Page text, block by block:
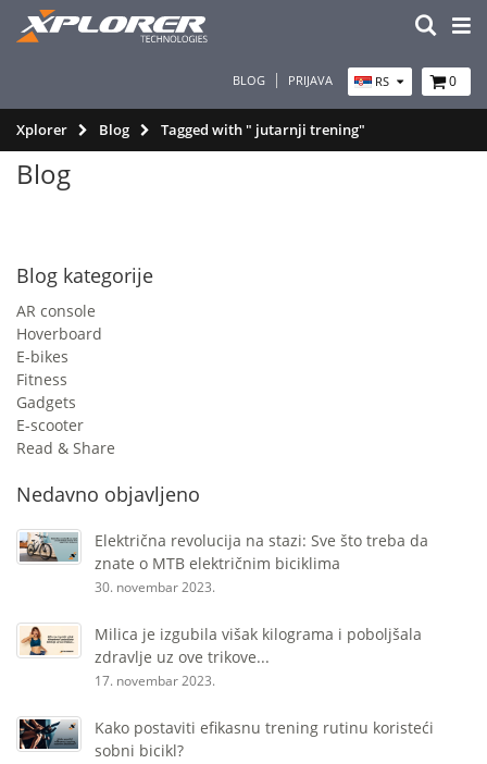
BLOG PRIJAVA RS 0
Xplorer Blog Tagged with " jutarnji trening"
Blog kategorije
AR console
Hoverboard
E-bikes
Fitness
Gadgets
E-scooter
Read & Share
Nedavno objavljeno
Električna revolucija na stazi: Sve što treba da
znate o MTB električnim biciklima
30. novembar 2023.
Milica je izgubila višak kilograma i poboljšala
zdravlje uz ove trikove...
17. novembar 2023.
Kako postaviti efikasnu trening rutinu koristeći
sobni bicikl?
Blog